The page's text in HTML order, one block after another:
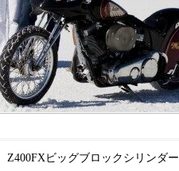
Z400FXビッグブロックシリンダー